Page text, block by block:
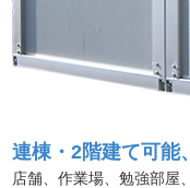
連棟・2階建て可能
店舗、作業場、勉強部屋